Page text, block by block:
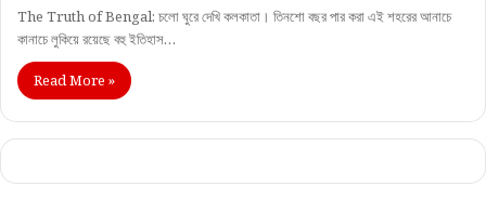
The Truth of Bengal: চলো ঘুরে দেখি কলকাতা। তিনশো বছর পার করা এই শহরের আনাচে
কানাচে লুকিয়ে রয়েছে বহু ইতিহাস…
Read More »